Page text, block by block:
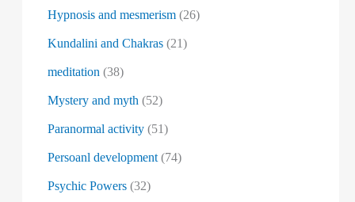
Hypnosis and mesmerism(26)
Kundalini and Chakras(21)
meditation (38)
Mystery and myth (52)
Paranormal activity(51)
Persoanl development(74)
Psychic Powers(32)